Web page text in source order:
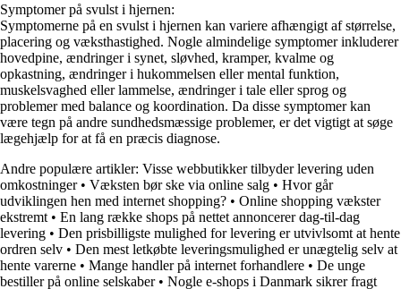
Symptomer på svulst i hjernen:
Symptomerne på en svulst i hjernen kan variere afhængigt af størrelse,
placering og væksthastighed. Nogle almindelige symptomer inkluderer
hovedpine, ændringer i synet, sløvhed, kramper, kvalme og
opkastning, ændringer i hukommelsen eller mental funktion,
muskelsvaghed eller lammelse, ændringer i tale eller sprog og
problemer med balance og koordination. Da disse symptomer kan
være tegn på andre sundhedsmæssige problemer, er det vigtigt at søge
lægehjælp for at få en præcis diagnose.
Andre populære artikler: Visse webbutikker tilbyder levering uden
omkostninger• Væksten bør ske via online salg • Hvor går
udviklingen hen med internet shopping? • Online shopping vækster
ekstremt • En lang række shops på nettet annoncerer dag-til-dag
levering • Den prisbilligste mulighed for levering er utvivlsomt at hente
ordren selv • Den mest letkøbte leveringsmulighed er unægtelig selv at
hente varerne • Mange handler på internet forhandlere • De unge
bestiller på online selskaber• Nogle e-shops i Danmark sikrer fragt